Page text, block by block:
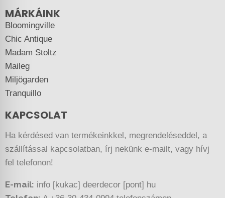
MÁRKÁINK
Bloomingville
Chic Antique
Madam Stoltz
Maileg
Miljögarden
Tranquillo
KAPCSOLAT
Ha kérdésed van termékeinkkel, megrendeléseddel, a
szállítással kapcsolatban, írj nekünk e-mailt, vagy hívj
fel telefonon!
E-mail: info [kukac] deerdecor [pont] hu